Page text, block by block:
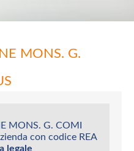
MONS. G.
MONS. G. COMI
con codice REA
legale